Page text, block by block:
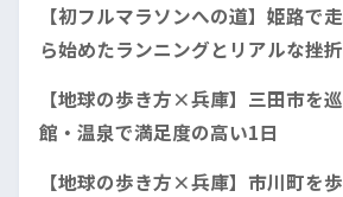
【初フルマラソンへの道】姫路で
ら始めたランニングとリアルな挫折
【地球の歩き方×兵庫】三田市を
館・温泉で満足度の高い1日
【地球の歩き方×兵庫】市川町を